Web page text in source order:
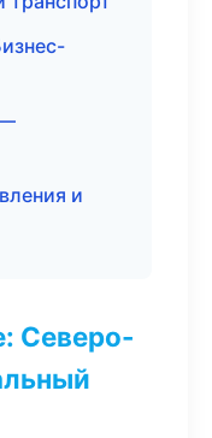
—
и
Северо-